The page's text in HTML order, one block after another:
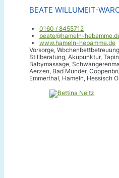
BEATE WILLUMEIT-
0160 / 8455712
beate@hameln-
www.hameln-hebamme.de
Vorsorge,
Stillberatung, Akupunktur,
Babymassage,
Aerzen, Bad Münder,
Emmerthal, Hameln, Hessisch